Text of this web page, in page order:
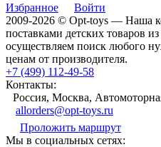
Избранное
Войти
2009-2026 © Opt-toys — Наша
поставками детских товаров
осуществляем поиск любого
ценам от производителя.
+7 (499) 112-49-58
Контакты:
Россия, Москва,
allorders@opt-toys.ru
Проложить маршрут
Мы в социальных сетях: